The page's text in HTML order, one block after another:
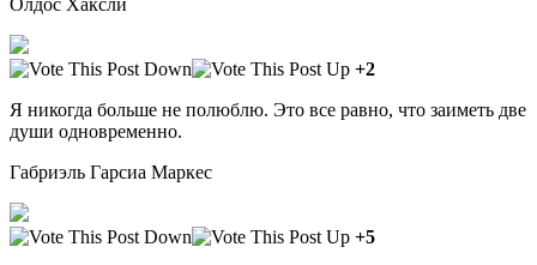
+2
Я никогда больше не полюблю. Это все равно, что заиметь две
души одновременно.
Габриэль Гарсиа Маркес
+5